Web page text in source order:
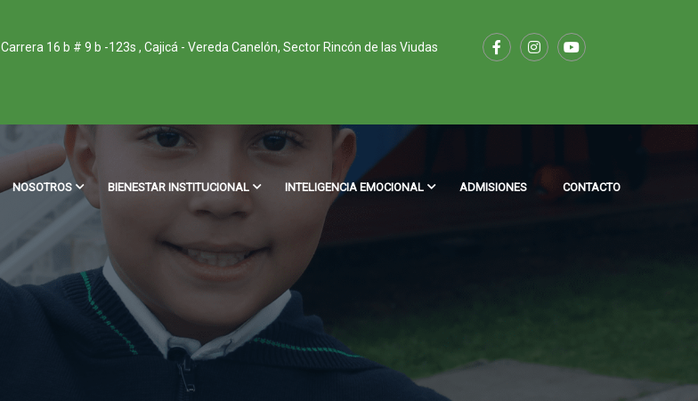
Carrera 16 b # 9 b -123s , Cajicá - Vereda Canelón, Sector Rincón de las Viudas
NOSOTROS BIENESTAR INSTITUCIONAL INTELIGENCIA EMOCIONAL ADMISIONES CONTACTO